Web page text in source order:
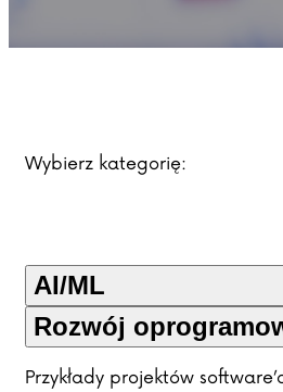
Wybierz kategorię:
AI/ML
Rozwój
Przykłady projektów